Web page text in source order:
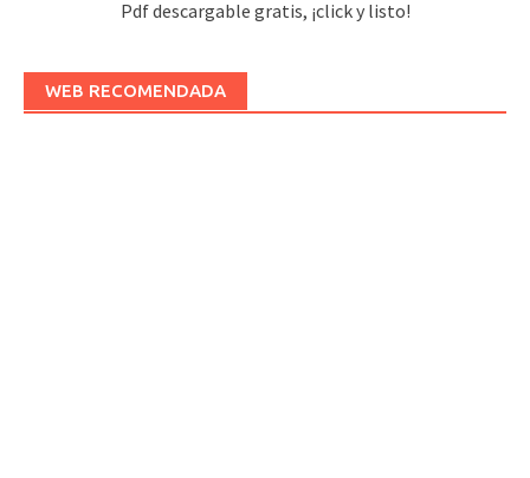
Pdf descargable gratis, ¡click y listo!
WEB RECOMENDADA